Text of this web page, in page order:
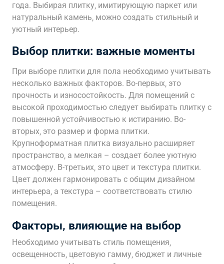
года. Выбирая плитку‚ имитирующую паркет или
натуральный камень‚ можно создать стильный и
уютный интерьер.
Выбор плитки: важные моменты
При выборе плитки для пола необходимо учитывать
несколько важных факторов. Во-первых‚ это
прочность и износостойкость. Для помещений с
высокой проходимостью следует выбирать плитку с
повышенной устойчивостью к истиранию. Во-
вторых‚ это размер и форма плитки.
Крупноформатная плитка визуально расширяет
пространство‚ а мелкая – создает более уютную
атмосферу. В-третьих‚ это цвет и текстура плитки.
Цвет должен гармонировать с общим дизайном
интерьера‚ а текстура – соответствовать стилю
помещения.
Факторы‚ влияющие на выбор
Необходимо учитывать стиль помещения‚
освещенность‚ цветовую гамму‚ бюджет и личные